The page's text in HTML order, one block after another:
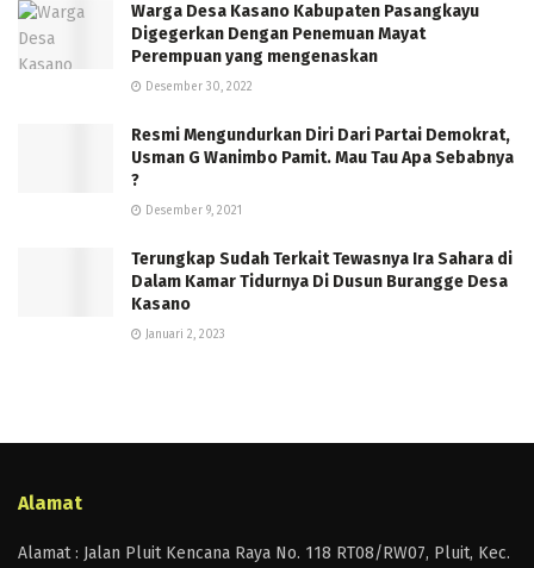
Warga Desa Kasano Kabupaten Pasangkayu
Digegerkan Dengan Penemuan Mayat
Perempuan yang mengenaskan
Desember 30, 2022
Resmi Mengundurkan Diri Dari Partai Demokrat,
Usman G Wanimbo Pamit. Mau Tau Apa Sebabnya
?
Desember 9, 2021
Terungkap Sudah Terkait Tewasnya Ira Sahara di
Dalam Kamar Tidurnya Di Dusun Burangge Desa
Kasano
Januari 2, 2023
Alamat
Alamat : Jalan Pluit Kencana Raya No. 118 RT08/RW07, Pluit, Kec.